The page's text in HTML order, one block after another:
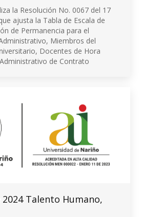
la Resolución No. 0067 del 17
ajusta la Tabla de Escala de
de Permanencia para el
Miembros del
Docentes de Hora
de Contrato
Talento Humano,